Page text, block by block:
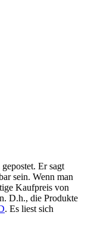
Er sagt
sein. Wenn man
Kaufpreis von
D.h., die Produkte
. Es liest sich